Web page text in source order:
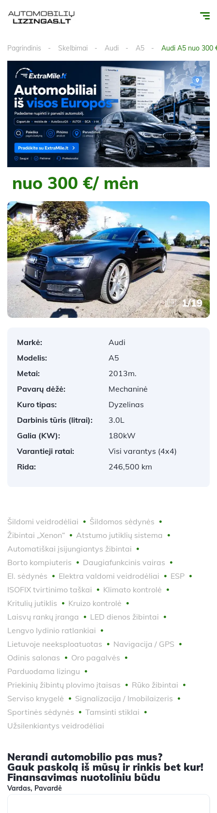
Pagrindinis Skelbimai Audi A5 Audi A5 nuo 300
nuo 300 €/ mėn
1/19
Markė:
Audi
Modelis:
A5
Metai:
2013m.
Pavarų dėžė:
Mechaninė
Kuro tipas:
Dyzelinas
Darbinis tūris (litrai):
3.0L
Galia (KW):
180kW
Varantieji ratai:
Visi varantys (4x4)
Rida:
246,500 km
Šildomi veidrodėliai
Šildomos sėdynės
Žibintai „Xenon“
Atstumo jutiklių sistema
Automatiškai įsijungiantys žibintai
Borto kompiuteris
Daugiafunkcinis vairas
El. sėdynės
Elektra valdomi veidrodėliai
ESP
ISOFIX tvirtinimo taškai
Klimato kontrolė
Kritulių jutiklis
Kruizo kontrolė
Laisvų rankų įranga
LED dienos žibintai
Lengvo lydinio ratlankiai
Lietuvoje neeksploatuotas
Navigacija / GPS
Odinis salonas
Oro pagalvės
Parduodama lizingu
Priekinių žibintų plovimo įtaisas
Rūko žibintai
Serviso knygelė
Signalizacija / Imobilaizeris
Sportinės sėdynės
Tamsinti stiklai
Užsilenkiantys veidrodėliai
Nerandi automobilio pas mus?
Gauk paskolą iš mūsų ir rinkis bet kur!
Finansavimas nuotoliniu būdu
Vardas, Pavardė